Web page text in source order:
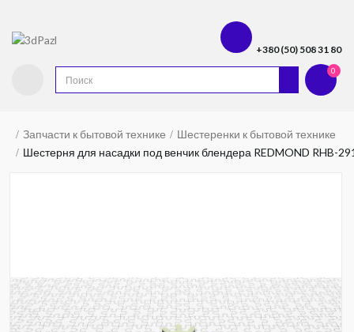
+380 (50) 508 31 80
0
Запчасти к бытовой технике
Шестеренки к бытовой технике
Шестерня для насадки под венчик блендера REDMOND RHB-